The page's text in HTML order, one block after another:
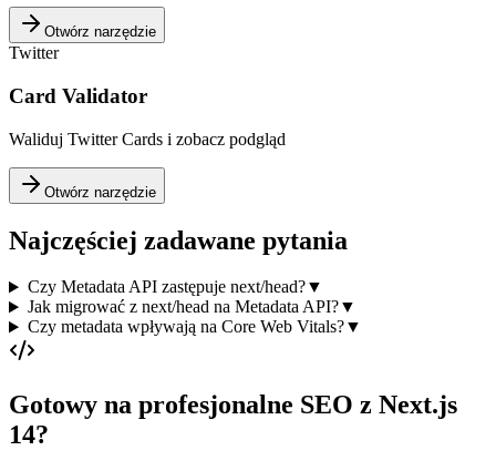
Otwórz narzędzie
Twitter
Card Validator
Waliduj Twitter Cards i zobacz podgląd
Otwórz narzędzie
Najczęściej zadawane pytania
Czy Metadata API zastępuje next/head?▼
Jak migrować z next/head na Metadata API?▼
Czy metadata wpływają na Core Web Vitals?▼
Gotowy na profesjonalne SEO z Next.js
14?